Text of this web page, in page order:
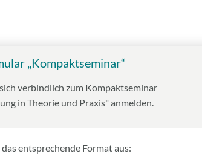
„Kompaktseminar“
verbindlich zum Kompaktseminar
in Theorie und Praxis" anmelden.
entsprechende Format aus: